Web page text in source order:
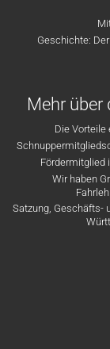
Geschichte:
Mehr über
Die Vorteile
Fördermitglied
Wir haben
Satzung, Geschäfts-